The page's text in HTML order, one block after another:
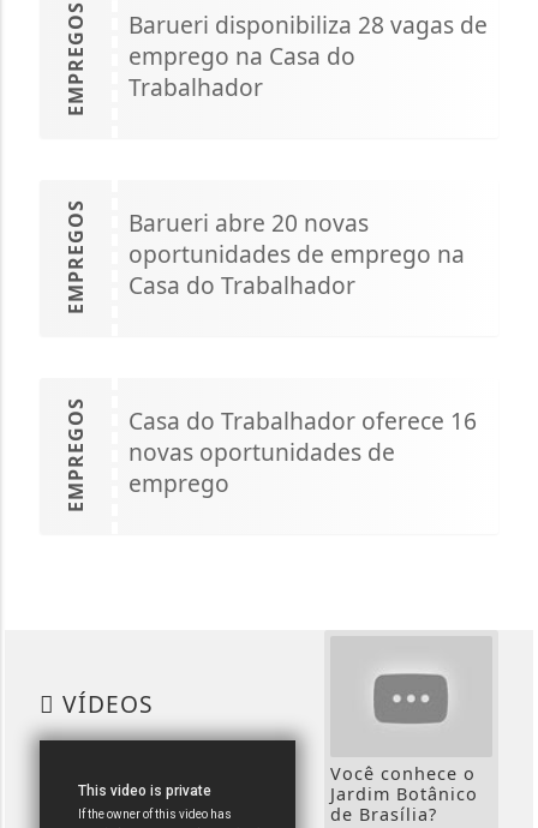
EMPREGOS
Barueri disponibiliza 28 vagas de
emprego na Casa do
Trabalhador
EMPREGOS
Barueri abre 20 novas
oportunidades de emprego na
Casa do Trabalhador
EMPREGOS
Casa do Trabalhador oferece 16
novas oportunidades de
emprego
VÍDEOS
Você conhece o
Jardim Botânico
de Brasília?